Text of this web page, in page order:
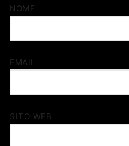
NOME
EMAIL
SITO WEB